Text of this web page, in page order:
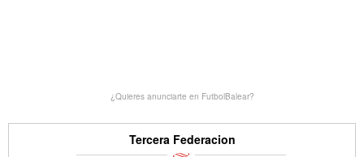
¿Quieres anunciarte en FutbolBalear?
Tercera Federacion